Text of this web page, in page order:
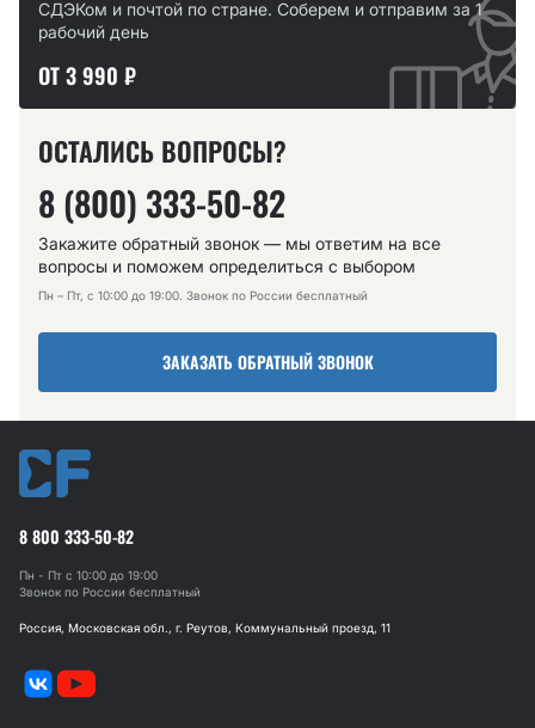
СДЭКом и почтой по стране. Соберем и отправим за 1
рабочий день
ОТ 3 990 ₽
ОСТАЛИСЬ ВОПРОСЫ?
8 (800) 333-50-82
Закажите обратный звонок — мы ответим на все
вопросы и поможем определиться с выбором
Пн – Пт, с 10:00 до 19:00. Звонок по России бесплатный
ЗАКАЗАТЬ ОБРАТНЫЙ ЗВОНОК
8 800 333-50-82
Пн - Пт с 10:00 до 19:00
Звонок по России бесплатный
Россия, Московская обл., г. Реутов, Коммунальный проезд, 11